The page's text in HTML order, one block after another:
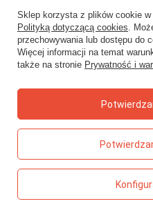
Zapisz się do
start oraz dostęp
POLECANE KATEGORIE
Sklep korzysta z plików cookie w
Polityką dotyczącą cookies.
przechowywania lub dostępu do
Więcej informacji na temat
także na stronie Prywatność i